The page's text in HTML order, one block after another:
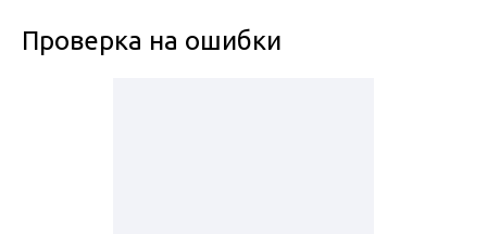
Проверка на ошибки